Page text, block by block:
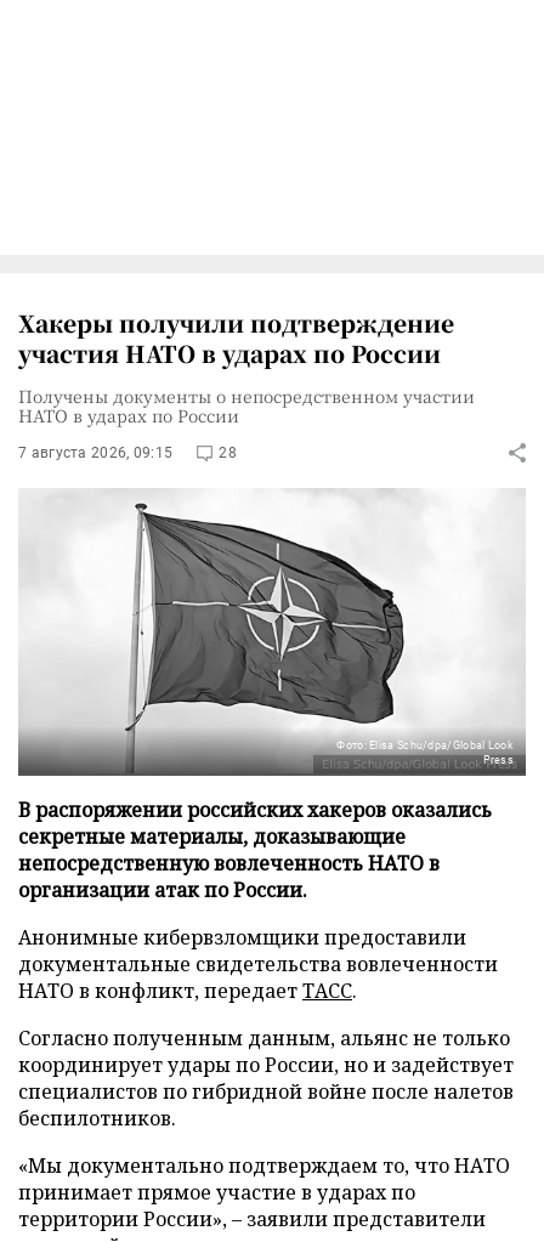
Хакеры получили подтверждение
участия НАТО в ударах по России
Получены документы о непосредственном участии
НАТО в ударах по России
7 августа 2026, 09:15 28
Фото: Elisa Schu/dpa/Global Look
Press
В распоряжении российских хакеров оказались
секретные материалы, доказывающие
непосредственную вовлеченность НАТО в
организации атак по России.
Анонимные кибервзломщики предоставили
документальные свидетельства вовлеченности
НАТО в конфликт, передаетТАСС.
Согласно полученным данным, альянс не только
координирует удары по России, но и задействует
специалистов по гибридной войне после налетов
беспилотников.
«Мы документально подтверждаем то, что НАТО
принимает прямое участие в ударах по
территории России», – заявили представители